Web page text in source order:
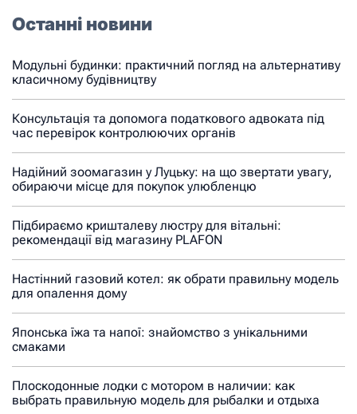
Останні новини
Модульні будинки: практичний погляд на альтернативу
класичному будівництву
Консультація та допомога податкового адвоката під
час перевірок контролюючих органів
Надійний зоомагазин у Луцьку: на що звертати увагу,
обираючи місце для покупок улюбленцю
Підбираємо кришталеву люстру для вітальні:
рекомендації від магазину PLAFON
Настінний газовий котел: як обрати правильну модель
для опалення дому
Японська їжа та напої: знайомство з унікальними
смаками
Плоскодонные лодки с мотором в наличии: как
выбрать правильную модель для рыбалки и отдыха